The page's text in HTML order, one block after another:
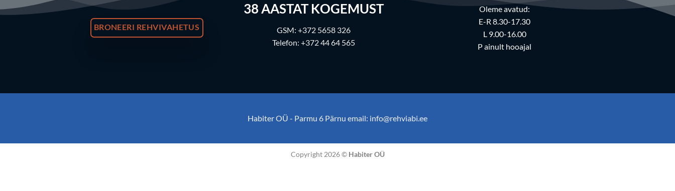
BRONEERI REHVIVAHETUS
38 AASTAT KOGEMUST
GSM: +372 5658 326
Telefon: +372 44 64 565
Oleme avatud:
E-R 8.30-17.30
L 9.00-16.00
P ainult hooajal
Habiter OÜ - Parmu 6 Pärnu email: info@rehviabi.ee
Copyright 2026 © Habiter OÜ